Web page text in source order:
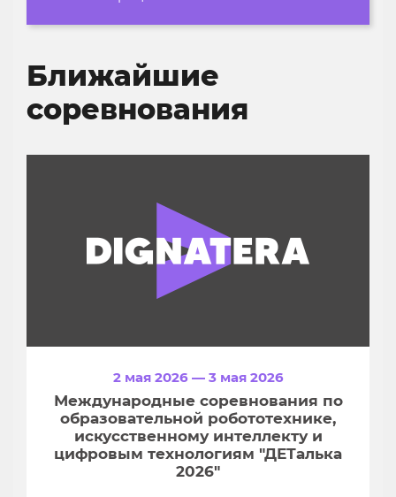
Ближайшие
соревнования
2 мая 2026 — 3 мая 2026
Международные соревнования по
образовательной робототехнике,
искусственному интеллекту и
цифровым технологиям "ДЕТалька
2026"